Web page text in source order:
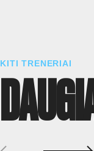
KITI TRENERIAI